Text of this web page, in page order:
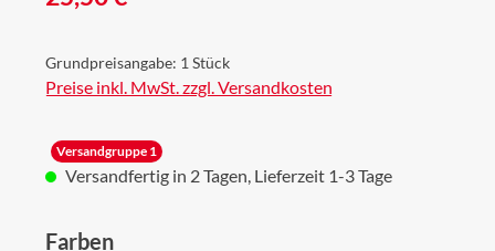
Grundpreisangabe: 1 Stück
Preise inkl. MwSt. zzgl. Versandkosten
Versandgruppe 1
Versandfertig in 2 Tagen, Lieferzeit 1-3 Tage
Farbenauswählen